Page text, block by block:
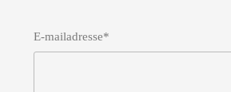
E-mailadresse*